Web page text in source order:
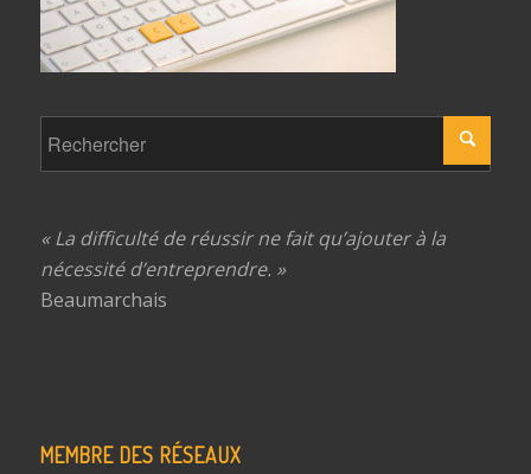
« La difficulté de réussir ne fait qu’ajouter à la
nécessité d’entreprendre. »
Beaumarchais
MEMBRE DES RÉSEAUX